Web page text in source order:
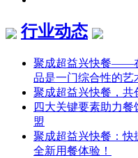
行业动态
聚成超益兴快餐——
品是一门综合性的艺
聚成超益兴快餐，共
四大关键要素助力
盟
聚成超益兴快餐：快
全新用餐体验！